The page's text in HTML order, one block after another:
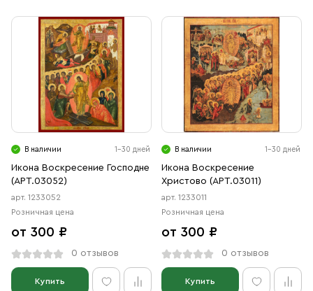
В наличии 1-30 дней
Икона Воскресение Господне
(АРТ.03052)
арт. 1233052
Розничная цена
от 300 ₽
0 отзывов
Купить
В наличии 1-30 дней
Икона Воскресение
Христово (АРТ.03011)
арт. 1233011
Розничная цена
от 300 ₽
0 отзывов
Купить